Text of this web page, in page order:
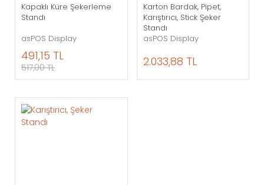
Kapaklı Küre Şekerleme
Standı
asPOS Display
491,15 TL
517,00 TL
Karton Bardak, Pipet,
Karıştırıcı, Stick Şeker
Standı
asPOS Display
2.033,88 TL